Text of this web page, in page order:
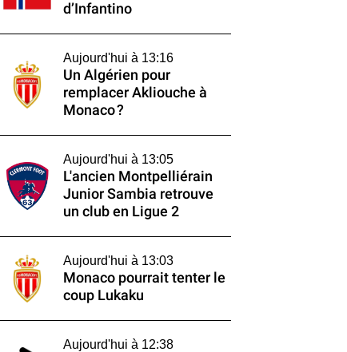
d’Infantino
Aujourd'hui à 13:16
Un Algérien pour
remplacer Akliouche à
Monaco ?
Aujourd'hui à 13:05
L'ancien Montpelliérain
Junior Sambia retrouve
un club en Ligue 2
Aujourd'hui à 13:03
Monaco pourrait tenter le
coup Lukaku
Aujourd'hui à 12:38